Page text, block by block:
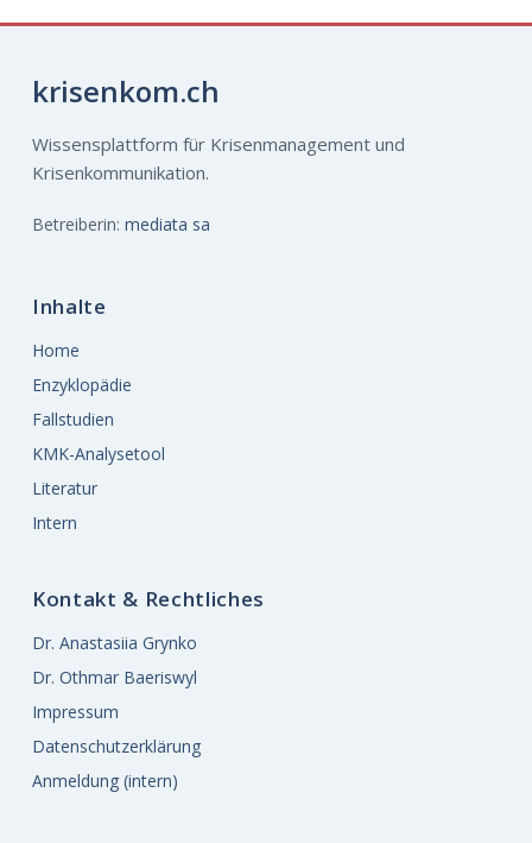
krisenkom.ch
Wissensplattform für Krisenmanagement und
Krisenkommunikation.
Betreiberin: mediata sa
Inhalte
Home
Enzyklopädie
Fallstudien
KMK-Analysetool
Literatur
Intern
Kontakt & Rechtliches
Dr. Anastasiia Grynko
Dr. Othmar Baeriswyl
Impressum
Datenschutzerklärung
Anmeldung (intern)